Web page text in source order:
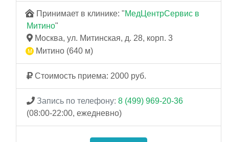
Принимает в клинике: "МедЦентрСервис в
Митино"
Москва, ул. Митинская, д. 28, корп. 3
Митино (640 м)
Стоимость приема: 2000 руб.
Запись по телефону: 8 (499) 969-20-36
(08:00-22:00, ежедневно)